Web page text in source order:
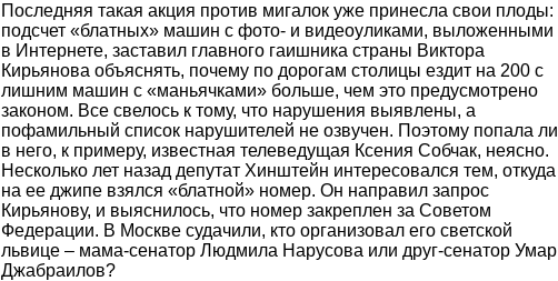
Последняя такая акция против мигалок уже принесла свои плоды:
подсчет «блатных» машин с фото- и видеоуликами, выложенными
в Интернете, заставил главного гаишника страны Виктора
Кирьянова объяснять, почему по дорогам столицы ездит на 200 с
лишним машин с «маньячками» больше, чем это предусмотрено
законом. Все свелось к тому, что нарушения выявлены, а
пофамильный список нарушителей не озвучен. Поэтому попала ли
в него, к примеру, известная телеведущая Ксения Собчак, неясно.
Несколько лет назад депутат Хинштейн интересовался тем, откуда
на ее джипе взялся «блатной» номер. Он направил запрос
Кирьянову, и выяснилось, что номер закреплен за Советом
Федерации. В Москве судачили, кто организовал его светской
львице – мама-сенатор Людмила Нарусова или друг-сенатор Умар
Джабраилов?